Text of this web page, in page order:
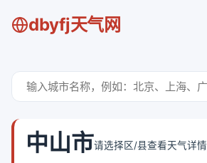
dbyfj天气网
中山市请选择区/县查看天气详情